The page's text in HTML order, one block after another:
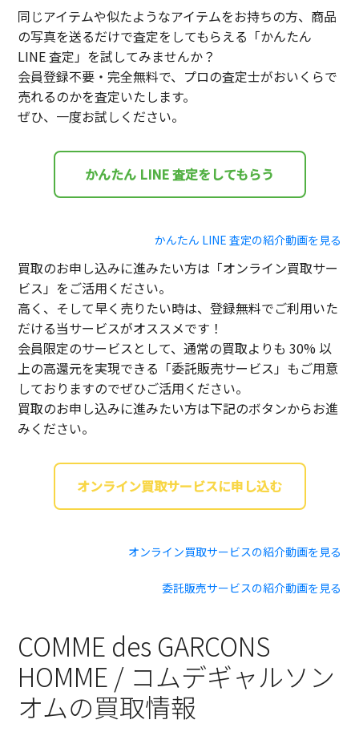
同じアイテムや似たようなアイテムをお持ちの方、商品
の写真を送るだけで査定をしてもらえる「かんたん
LINE 査定」を試してみませんか？
会員登録不要・完全無料で、プロの査定士がおいくらで
売れるのかを査定いたします。
ぜひ、一度お試しください。
かんたん LINE 査定をしてもらう
かんたん LINE 査定の紹介動画を見る
買取のお申し込みに進みたい方は「オンライン買取サー
ビス」をご活用ください。
高く、そして早く売りたい時は、登録無料でご利用いた
だける当サービスがオススメです！
会員限定のサービスとして、通常の買取よりも 30% 以
上の高還元を実現できる「委託販売サービス」もご用意
しておりますのでぜひご活用ください。
買取のお申し込みに進みたい方は下記のボタンからお進
みください。
オンライン買取サービスに申し込む
オンライン買取サービスの紹介動画を見る
委託販売サービスの紹介動画を見る
COMME des GARCONS
HOMME / コムデギャルソン
オムの買取情報